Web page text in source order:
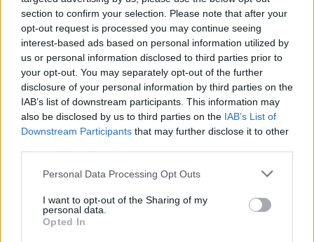
section to confirm your selection. Please note that after your
opt-out request is processed you may continue seeing
interest-based ads based on personal information utilized by
us or personal information disclosed to third parties prior to
your opt-out. You may separately opt-out of the further
disclosure of your personal information by third parties on the
IAB’s list of downstream participants. This information may
also be disclosed by us to third parties on the IAB’s List of
Downstream Participants that may further disclose it to other
Personal Data Processing Opt Outs
I want to opt-out of the Sharing of my
personal data.
Opted In